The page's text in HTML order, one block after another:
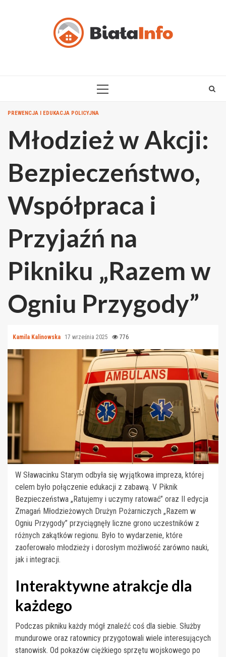
PRIMARY
PREWENCJA I EDUKACJA POLICYJNA
Młodzież w Akcji:
Bezpieczeństwo,
Współpraca i
Przyjaźń na
Pikniku „Razem w
Ogniu Przygody”
Kamila Kalinowska 17 września 2025 776
W Sławacinku Starym odbyła się wyjątkowa impreza, której
celem było połączenie edukacji z zabawą. V Piknik
Bezpieczeństwa „Ratujemy i uczymy ratować” oraz II edycja
Zmagań Młodzieżowych Drużyn Pożarniczych „Razem w
Ogniu Przygody” przyciągnęły liczne grono uczestników z
różnych zakątków regionu. Było to wydarzenie, które
zaoferowało młodzieży i dorosłym możliwość zarówno nauki,
jak i integracji.
Interaktywne atrakcje dla
każdego
Podczas pikniku każdy mógł znaleźć coś dla siebie. Służby
mundurowe oraz ratownicy przygotowali wiele interesujących
stanowisk. Od pokazów ciężkiego sprzętu wojskowego po